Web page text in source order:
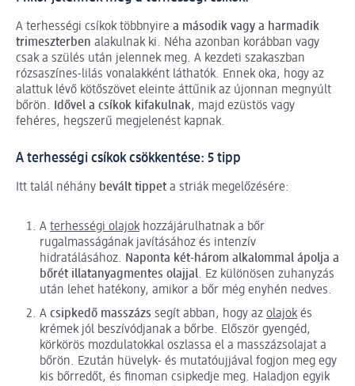
A terhességi csíkok többnyire a második vagy a harmadik
trimeszterben alakulnak ki. Néha azonban korábban vagy
csak a szülés után jelennek meg. A kezdeti szakaszban
rózsaszínes-lilás vonalakként láthatók. Ennek oka, hogy az
alattuk lévő kötőszövet eleinte áttűnik az újonnan megnyúlt
bőrön. Idővel a csíkok kifakulnak, majd ezüstös vagy
fehéres, hegszerű megjelenést kapnak.
A terhességi csíkok csökkentése: 5 tipp
Itt talál néhány bevált tippet a striák megelőzésére:
A terhességi olajokhozzájárulhatnak a bőr
rugalmasságának javításához és intenzív
hidratálásához. Naponta két-három alkalommal ápolja a
bőrét illatanyagmentes olajjal. Ez különösen zuhanyzás
után lehet hatékony, amikor a bőr még enyhén nedves.
A csipkedő masszázs segít abban, hogy az olajokés
krémek jól beszívódjanak a bőrbe. Először gyengéd,
körkörös mozdulatokkal oszlassa el a masszázsolajat a
bőrön. Ezután hüvelyk- és mutatóujjával fogjon meg egy
kis bőrredőt, és finoman csipkedje meg. Haladjon egyik